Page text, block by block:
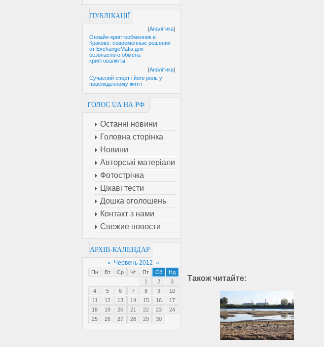
ПУБЛІКАЦІЇ
[Аналітика]
Онлайн-криптообменник в
Кракове: современные решения
от ExchangeMafia для
безопасного обмена
криптовалюты
[Аналітика]
Сучасний спорт і його роль у
повсякденному житті
ГОЛОС UA НА РФ
Останні новини
Головна сторінка
Новини
Авторські матеріали
Фотострічка
Цікаві тести
Дошка оголошень
Контакт з нами
Свежие новости
АРХІВ-КАЛЕНДАР
« Червень 2012 »
Пн Вт Ср Чт Пт Сб
Нд
1
2
3
4
5 6 7 8 9
10
11
12 13 14 15 16
17
18
19 20 21 22 23
24
25
26 27 28 29 30
Також читайте: